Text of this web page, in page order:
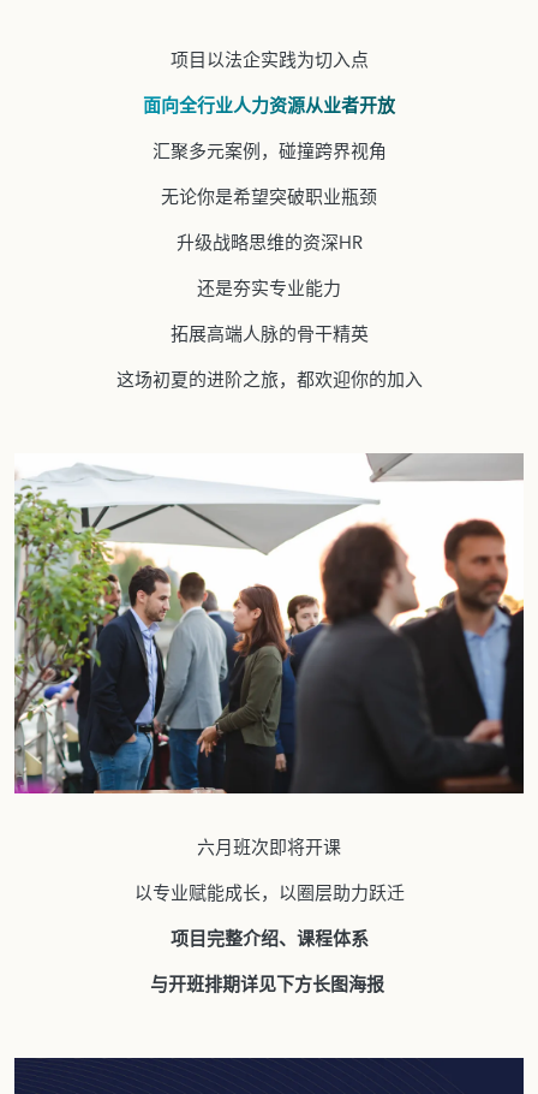
项目以法企实践为切入点
面向全行业人力资源从业者开放
汇聚多元案例，碰撞跨界视角
无论你是希望突破职业瓶颈
升级战略思维的资深HR
还是夯实专业能力
拓展高端人脉的骨干精英
这场初夏的进阶之旅，都欢迎你的加入
六月班次即将开课
以专业赋能成长，以圈层助力跃迁
项目完整介绍、课程体系
与开班排期详见下方长图海报